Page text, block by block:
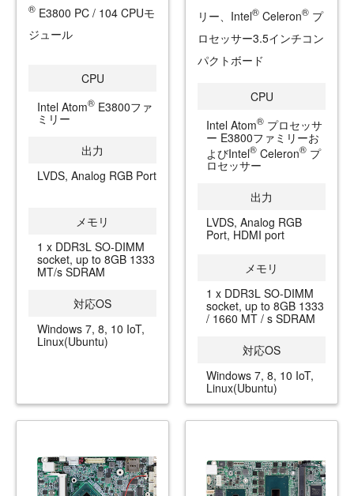
® E3800 PC / 104 CPUモ
ジュール
CPU
Intel Atom® E3800ファ
ミリー
出力
LVDS, Analog RGB Port
メモリ
1 x DDR3L SO-DIMM
socket, up to 8GB 1333
MT/s SDRAM
対応OS
Windows 7, 8, 10 IoT,
Linux(Ubuntu)
リー、Intel® Celeron® プ
ロセッサー3.5インチコン
パクトボード
CPU
Intel Atom® プロセッサ
ー E3800ファミリーお
よびIntel® Celeron® プ
ロセッサー
出力
LVDS, Analog RGB
Port, HDMI port
メモリ
1 x DDR3L SO-DIMM
socket, up to 8GB 1333
/ 1660 MT / s SDRAM
対応OS
Windows 7, 8, 10 IoT,
Linux(Ubuntu)